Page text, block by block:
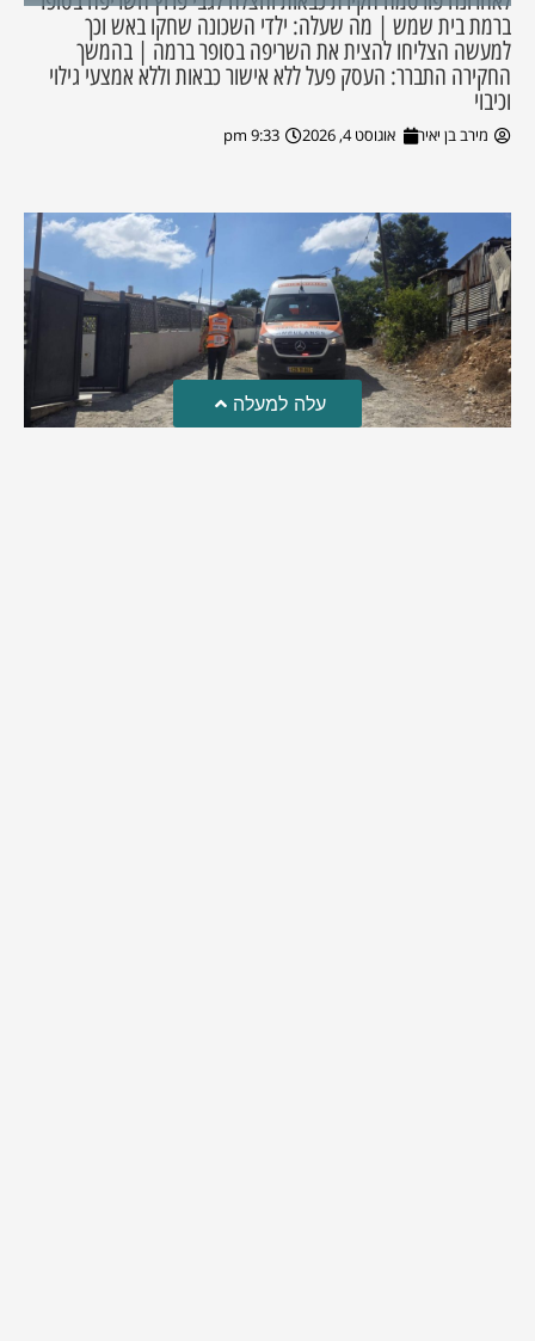
ברמת בית שמש | מה שעלה: ילדי השכונה שחקו באש וכך
למעשה הצליחו להצית את השריפה בסופר ברמה | בהמשך
החקירה התברר: העסק פעל ללא אישור כבאות וללא אמצעי גילוי
וכיבוי
מירב בן יאיר אוגוסט 4, 2026 9:33 pm
עלה למעלה